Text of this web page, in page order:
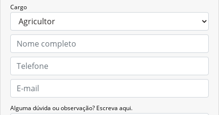
Cargo
Alguma dúvida ou observação? Escreva aqui.